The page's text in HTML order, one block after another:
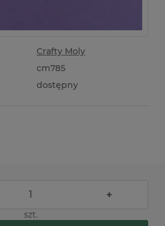
Crafty Moly
cm785
dostępny
+
szt.